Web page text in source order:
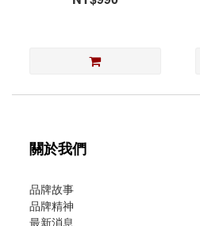
關於我們
品牌故事
品牌精神
最新消息